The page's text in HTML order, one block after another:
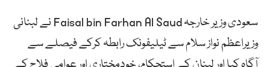
سعودی وزیر خارجہFaisal bin Farhan Al Saudنے لبنانی
وزیراعظم نواز سلام سے ٹیلیفونک رابطہ کرکے فیصلے سے